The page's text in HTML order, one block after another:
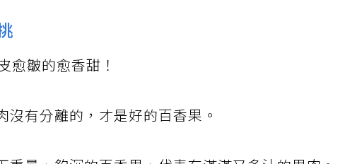
愈皺的愈香甜！
沒有分離的，才是好的百香果。